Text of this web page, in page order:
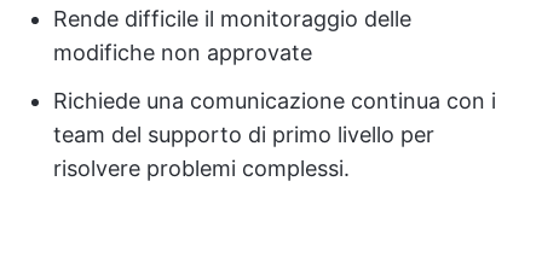
Rende difficile il monitoraggio delle
modifiche non approvate
Richiede una comunicazione continua con i
team del supporto di primo livello per
risolvere problemi complessi.